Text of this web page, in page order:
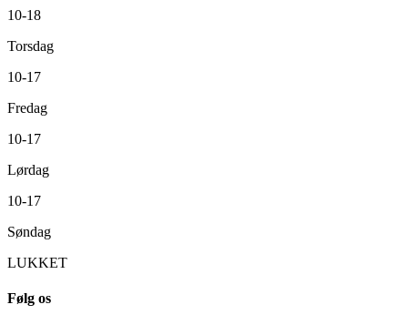
10-18
Torsdag
10-17
Fredag
10-17
Lørdag
10-17
Søndag
LUKKET
Følg os